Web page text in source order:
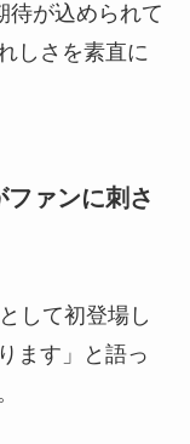
待が込められて
しさを素直に
ファンに刺さ
して初登場し
ます」と語っ